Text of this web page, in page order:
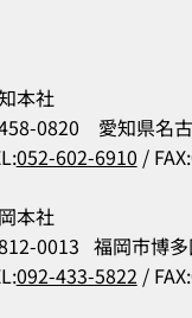
本社
0820 愛知県名
052-602-6910 /
本社
0013 福岡市博
092-433-5822 /